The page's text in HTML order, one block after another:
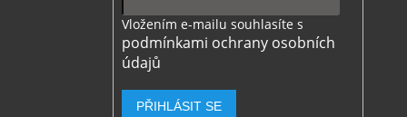
Vložením e-mailu souhlasíte s
podmínkami ochrany osobních
údajů
PŘIHLÁSIT SE